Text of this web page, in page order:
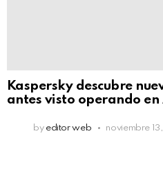
Kaspersky descubre
antes visto operando
by editor web noviembre